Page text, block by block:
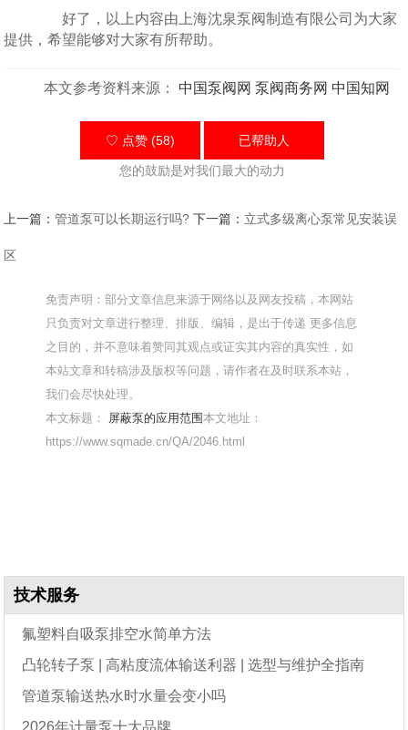
好了，以上内容由上海沈泉泵阀制造有限公司为大家
提供，希望能够对大家有所帮助。
本文参考资料来源： 中国泵阀网 泵阀商务网 中国知网
♡ 点赞 (58) 已帮助人
您的鼓励是对我们最大的动力
上一篇：管道泵可以长期运行吗? 下一篇： 立式多级离心泵常见安装误
区
免责声明：部分文章信息来源于网络以及网友投稿，本网站
只负责对文章进行整理、排版、编辑，是出于传递 更多信息
之目的，并不意味着赞同其观点或证实其内容的真实性，如
本站文章和转稿涉及版权等问题，请作者在及时联系本站，
我们会尽快处理。
本文标题： 屏蔽泵的应用范围本文地址：
https://www.sqmade.cn/QA/2046.html
技术服务
氟塑料自吸泵排空水简单方法
凸轮转子泵 | 高粘度流体输送利器 | 选型与维护全指南
管道泵输送热水时水量会变小吗
2026年计量泵十大品牌